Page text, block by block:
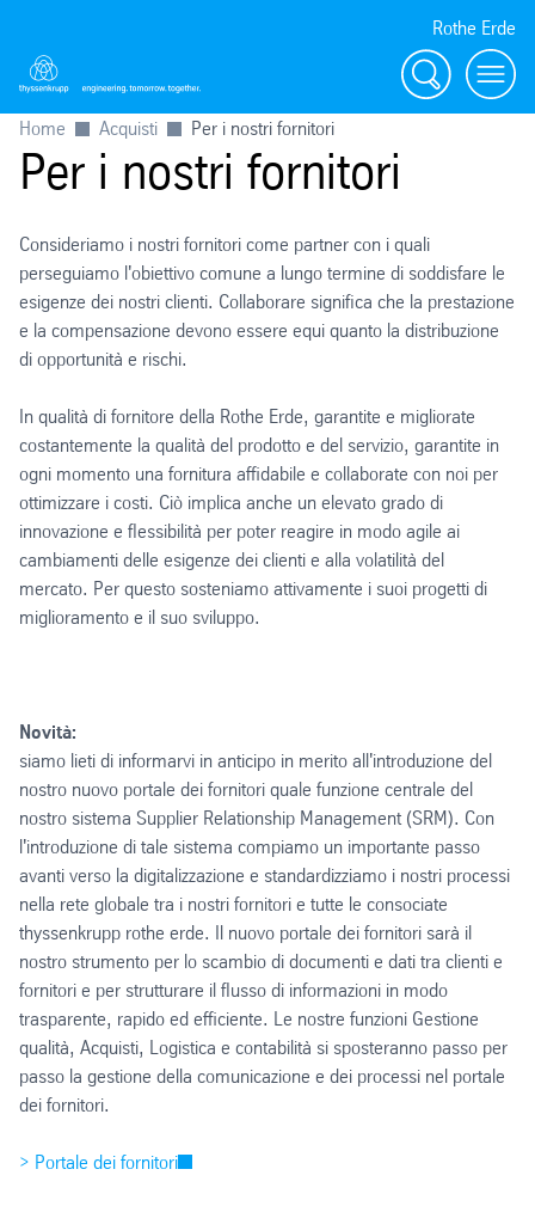
Rothe Erde
Ricerca
Home Acquisti Per i nostri fornitori
Per i nostri fornitori
Consideriamo i nostri fornitori come partner con i quali
perseguiamo l'obiettivo comune a lungo termine di soddisfare le
esigenze dei nostri clienti. Collaborare significa che la prestazione
e la compensazione devono essere equi quanto la distribuzione
di opportunità e rischi.
In qualità di fornitore della Rothe Erde, garantite e migliorate
costantemente la qualità del prodotto e del servizio, garantite in
ogni momento una fornitura affidabile e collaborate con noi per
ottimizzare i costi. Ciò implica anche un elevato grado di
innovazione e flessibilità per poter reagire in modo agile ai
cambiamenti delle esigenze dei clienti e alla volatilità del
mercato. Per questo sosteniamo attivamente i suoi progetti di
miglioramento e il suo sviluppo.
Novità:
siamo lieti di informarvi in anticipo in merito all'introduzione del
nostro nuovo portale dei fornitori quale funzione centrale del
nostro sistema Supplier Relationship Management (SRM). Con
l'introduzione di tale sistema compiamo un importante passo
avanti verso la digitalizzazione e standardizziamo i nostri processi
nella rete globale tra i nostri fornitori e tutte le consociate
thyssenkrupp rothe erde. Il nuovo portale dei fornitori sarà il
nostro strumento per lo scambio di documenti e dati tra clienti e
fornitori e per strutturare il flusso di informazioni in modo
trasparente, rapido ed efficiente. Le nostre funzioni Gestione
qualità, Acquisti, Logistica e contabilità si sposteranno passo per
passo la gestione della comunicazione e dei processi nel portale
dei fornitori.
> Portale dei fornitori